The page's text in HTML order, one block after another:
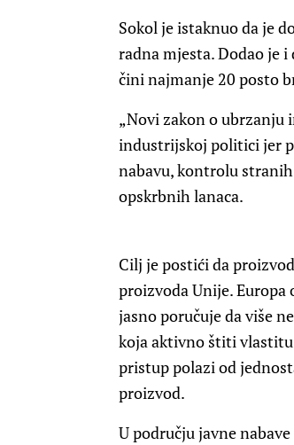
Sokol je istaknuo da je
radna mjesta. Dodao je
čini najmanje 20 posto
„Novi zakon o ubrzanju
industrijskoj politici jer
nabavu, kontrolu
opskrbnih lanaca.
Cilj je postići da
proizvoda Unije.
jasno poručuje da više
koja aktivno štiti
pristup polazi od
proizvod.
U području javne